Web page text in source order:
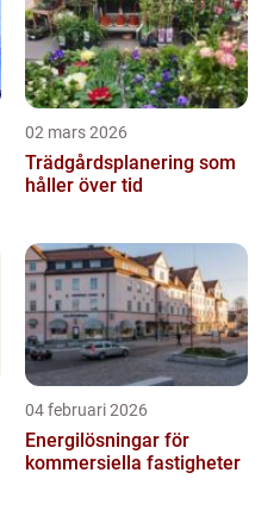
02 mars 2026
Trädgårdsplanering som
håller över tid
04 februari 2026
Energilösningar för
kommersiella fastigheter